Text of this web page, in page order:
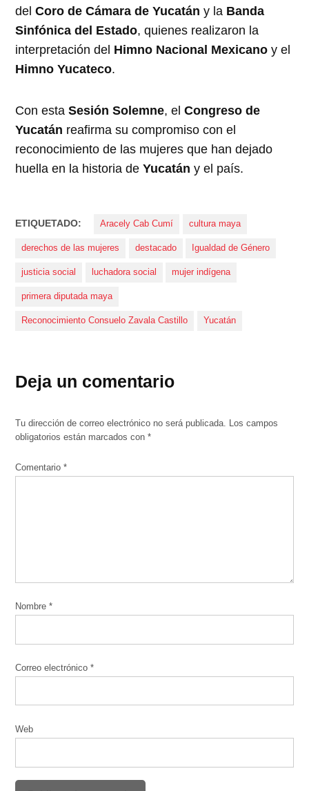
delCoro de Cámara de Yucatán y la Banda
Sinfónica del Estado, quienes realizaron la
interpretación del Himno Nacional Mexicano y el
Himno Yucateco.
Con estaSesión Solemne, elCongreso de
Yucatán reafirma su compromiso con el
reconocimiento de las mujeres que han dejado
huella en la historia deYucatán y el país.
ETIQUETADO: Aracely Cab Cumí cultura maya
derechos de las mujeres destacado Igualdad de Género
justicia social luchadora social mujer indígena
primera diputada maya
Reconocimiento Consuelo Zavala Castillo Yucatán
Deja un comentario
Tu dirección de correo electrónico no será publicada. Los campos
obligatorios están marcados con*
Comentario*
Nombre*
Correo electrónico*
Web